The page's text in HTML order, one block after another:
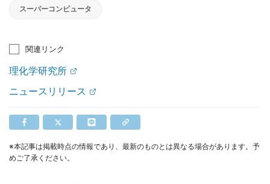
スーパーコンピュータ
関連リンク
理化学研究所
ニュースリリース
※本記事は掲載時点の情報であり、最新のものとは異なる場合があります。予
めご了承ください。